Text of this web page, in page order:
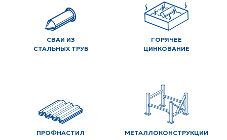
СВАИ ИЗ
СТАЛЬНЫХ ТРУБ
ГОРЯЧЕЕ
ЦИНКОВАНИЕ
ПРОФНАСТИЛ МЕТАЛЛОКОНСТРУКЦИИ